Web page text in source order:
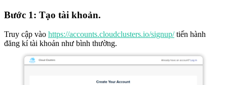
Bước 1: Tạo tài khoản.
Truy cập vào https://accounts.cloudclusters.io/signup/tiến hành
đăng kí tài khoản như bình thường.